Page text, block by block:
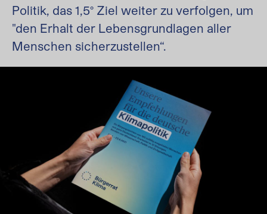
Politik, das 1,5° Ziel weiter zu verfolgen, um
"den Erhalt der Lebensgrundlagen aller
Menschen sicherzustellen“.